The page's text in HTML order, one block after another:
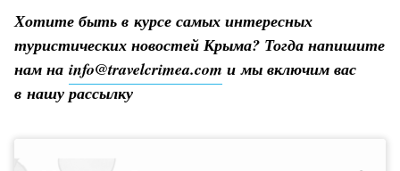
Хотите быть в курсе самых интересных
туристических новостей Крыма? Тогда напишите
нам на info@travelcrimea.com и мы включим вас
в нашу рассылку